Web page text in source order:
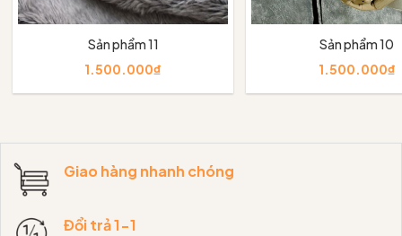
Sản phẩm 11
1.500.000₫
Sản phẩm 10
1.500.000₫
Giao hàng nhanh chóng
Đổi trả 1-1